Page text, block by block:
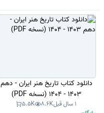
دانلود کتاب تاریخ هنر ایران - دهم
1403 - 1404 (نسخه PDF)
1 سال قبل 8.6K
5.5K